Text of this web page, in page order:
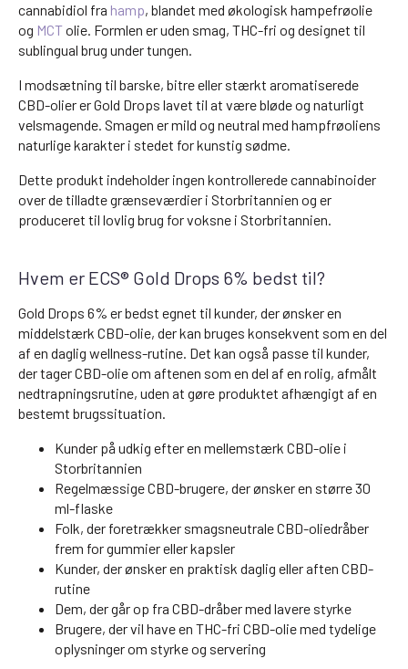
cannabidiol fra hamp, blandet med økologisk hampefrøolie
og MCTolie. Formlen er uden smag, THC-fri og designet til
sublingual brug under tungen.
I modsætning til barske, bitre eller stærkt aromatiserede
CBD-olier er Gold Drops lavet til at være bløde og naturligt
velsmagende. Smagen er mild og neutral med hampfrøoliens
naturlige karakter i stedet for kunstig sødme.
Dette produkt indeholder ingen kontrollerede cannabinoider
over de tilladte grænseværdier i Storbritannien og er
produceret til lovlig brug for voksne i Storbritannien.
Hvem er ECS® Gold Drops 6% bedst til?
Gold Drops 6% er bedst egnet til kunder, der ønsker en
middelstærk CBD-olie, der kan bruges konsekvent som en del
af en daglig wellness-rutine. Det kan også passe til kunder,
der tager CBD-olie om aftenen som en del af en rolig, afmålt
nedtrapningsrutine, uden at gøre produktet afhængigt af en
bestemt brugssituation.
Kunder på udkig efter en mellemstærk CBD-olie i
Storbritannien
Regelmæssige CBD-brugere, der ønsker en større 30
ml-flaske
Folk, der foretrækker smagsneutrale CBD-oliedråber
frem for gummier eller kapsler
Kunder, der ønsker en praktisk daglig eller aften CBD-
rutine
Dem, der går op fra CBD-dråber med lavere styrke
Brugere, der vil have en THC-fri CBD-olie med tydelige
oplysninger om styrke og servering